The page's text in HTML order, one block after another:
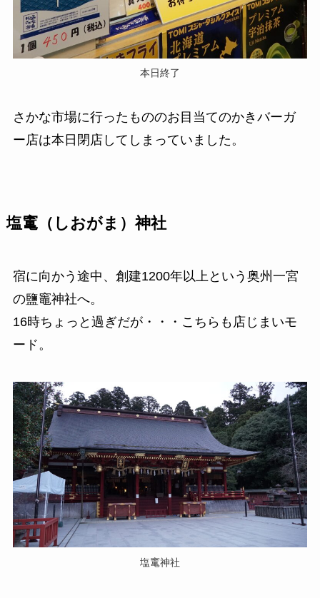
本日終了
さかな市場に行ったもののお目当てのかきバーガ
ー店は本日閉店してしまっていました。
塩竃（しおがま）神社
宿に向かう途中、創建1200年以上という奥州一宮
の鹽竈神社へ。
16時ちょっと過ぎだが・・・こちらも店じまいモ
ード。
塩竃神社